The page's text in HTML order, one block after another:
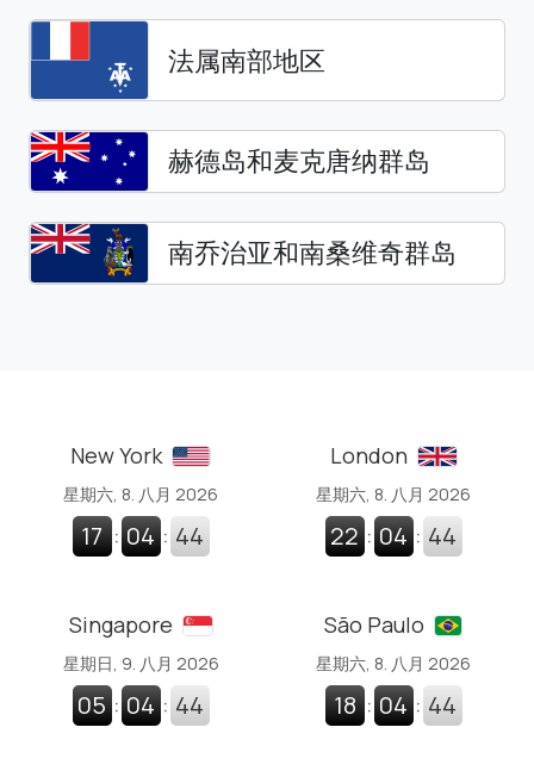
法属南部地区
赫德岛和麦克唐纳群岛
南乔治亚和南桑维奇群岛
New York
星期六, 8. 八月 2026
17 : 04 : 44
London
星期六, 8. 八月 2026
22 : 04 : 44
Singapore
星期日, 9. 八月 2026
05 : 04 : 44
São Paulo
星期六, 8. 八月 2026
18 : 04 : 44